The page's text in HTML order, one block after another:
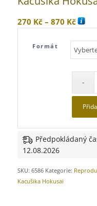
270 Kč – 870 Kč
270 Kč
až
870
Formát
Předpokládaný
12.08.2026
SKU: 6586 Kategorie:
Kacušika Hokusai